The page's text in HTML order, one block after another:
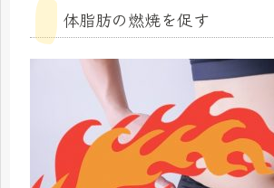
体脂肪の燃焼を促す